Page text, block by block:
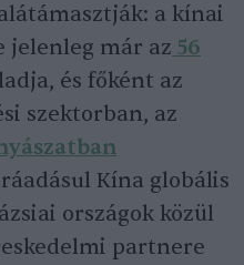
a kínai
jelenleg már az 56
és főként az
szektorban, az
Kína globális
országok közül
partnere